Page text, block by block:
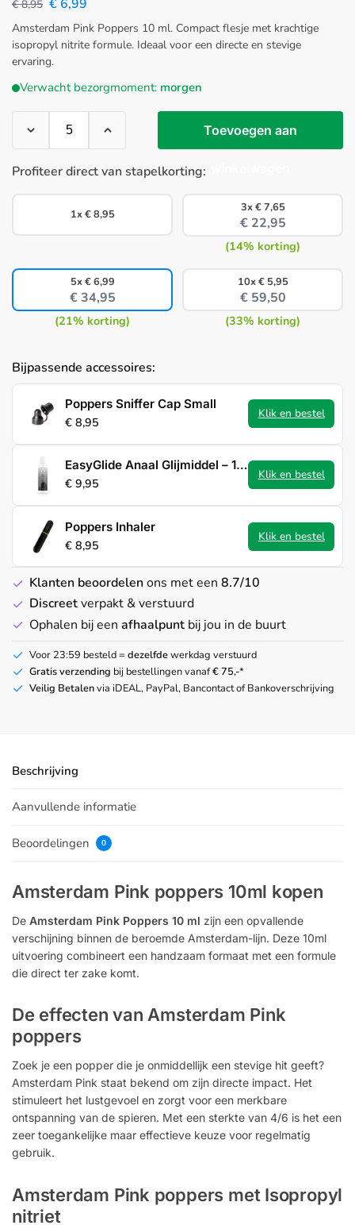
€8,95 € 6,99
Amsterdam Pink Poppers 10 ml. Compact flesje met krachtige
isopropyl nitrite formule. Ideaal voor een directe en stevige
ervaring.
Verwacht bezorgmoment: morgen
Toevoegen aan
Profiteer direct van stapelkorting:
1x€8,95
3x€7,65
€22,95
(14% korting)
5x€6,99
€34,95
(21% korting)
10x€5,95
€59,50
(33% korting)
Bijpassende accessoires:
Poppers Sniffer Cap Small
€8,95
Klik en bestel
EasyGlide Anaal Glijmiddel – 150 ml
€9,95
Klik en bestel
Poppers Inhaler
€8,95
Klik en bestel
Klanten beoordelenons met een 8.7/10
Discreetverpakt & verstuurd
Ophalen bij een afhaalpunt bij jou in de buurt
Voor 23:59 besteld = dezelfdewerkdag verstuurd
Gratis verzending bij bestellingen vanaf€ 75,-*
Veilig Betalenvia iDEAL, PayPal, Bancontact of Bankoverschrijving
Beschrijving
Aanvullende informatie
Beoordelingen 0
Amsterdam Pink poppers 10ml kopen
De Amsterdam Pink Poppers 10 ml zijn een opvallende
verschijning binnen de beroemde Amsterdam-lijn. Deze 10ml
uitvoering combineert een handzaam formaat met een formule
die direct ter zake komt.
De effecten van Amsterdam Pink
poppers
Zoek je een popper die je onmiddellijk een stevige hit geeft?
Amsterdam Pink staat bekend om zijn directe impact. Het
stimuleert het lustgevoel en zorgt voor een merkbare
ontspanning van de spieren. Met een sterkte van 4/6 is het een
zeer toegankelijke maar effectieve keuze voor regelmatig
gebruik.
Amsterdam Pink poppers met Isopropyl
nitriet